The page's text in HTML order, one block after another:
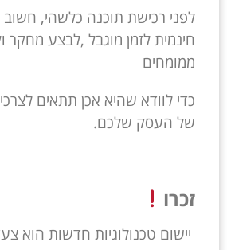
לפני רכישת תוכנה כלשהי, חשוב
חינמית לזמן מוגבל ,לבצע מחקר
ממומחים
כדי לוודא שהיא אכן תתאים
של העסק שלכם.
זכרו
יישום טכנולוגיות חדשות הוא